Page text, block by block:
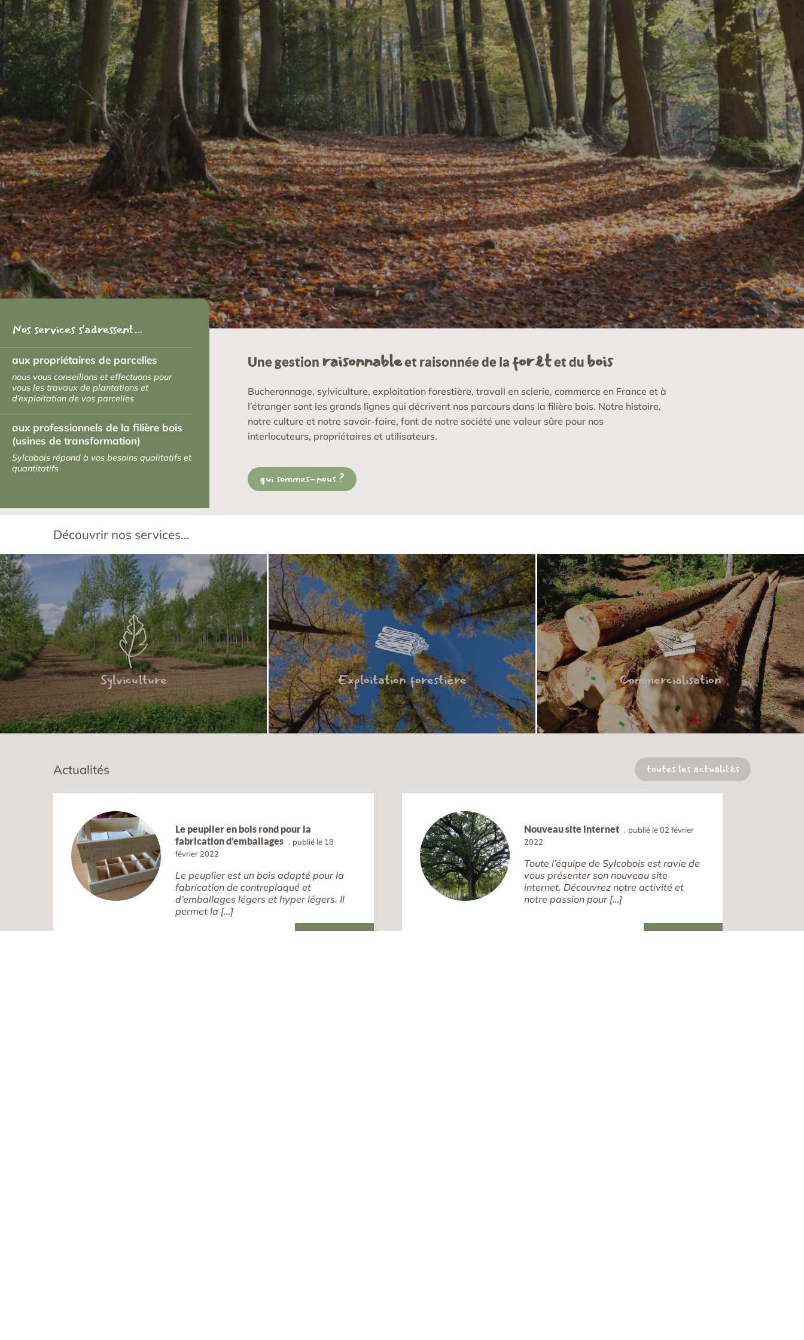
Nos services s'adressent…
aux propriétaires de parcelles
nous vous conseillons et effectuons pour
vous les travaux de plantations et
d’exploitation de vos parcelles
aux professionnels de la filière bois
(usines de transformation)
Sylcobois répond à vos besoins qualitatifs et
quantitatifs
Une gestion raisonnableet raisonnée de la forêtet du bois
Bucheronnage, sylviculture, exploitation forestière, travail en scierie, commerce en France et à
l’étranger sont les grands lignes qui décrivent nos parcours dans la filière bois. Notre histoire,
notre culture et notre savoir-faire, font de notre société une valeur sûre pour nos
interlocuteurs, propriétaires et utilisateurs.
qui sommes-nous ?
Découvrir nos services…
Sylviculture Exploitation forestière Commercialisation
Actualités toutes les actualités
Le peuplier en bois rond pour la
fabrication d’emballages
publié le 18
février 2022
Le peuplier est un bois adapté pour la
fabrication de contreplaqué et
d’emballages légers et hyper légers. Il
permet la […]
Nouveau site internet
publié le 02 février
2022
Toute l’équipe de Sylcobois est ravie de
vous présenter son nouveau site
internet. Découvrez notre activité et
notre passion pour […]